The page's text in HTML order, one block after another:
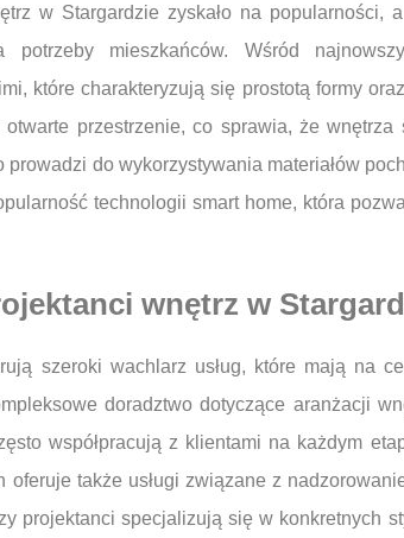
w Stargardzie zyskało na
potrzeby mieszkańców. Wśród
które charakteryzują się prostotą formy
otwarte przestrzenie, co sprawia, że
do wykorzystywania materiałów
technologii smart home, która
wnętrz w
szeroki wachlarz usług, które mają na
doradztwo dotyczące aranżacji
współpracują z klientami na każdym
także usługi związane z
projektanci specjalizują się w